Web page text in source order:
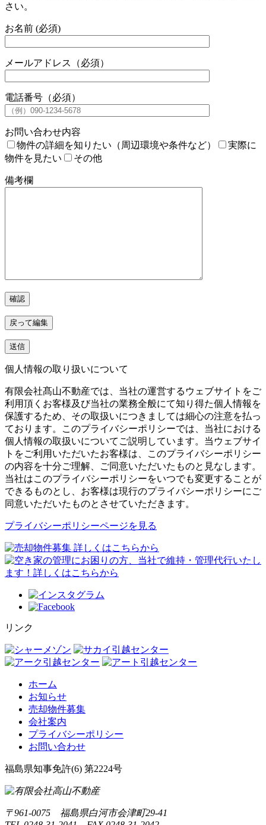
さい。
お名前 (必須)
メールアドレス（必須）
電話番号（必須）
お問い合わせ内容
物件の詳細を知りたい（周辺環境や条件など）
実際に
物件を見たい
その他
備考欄
個人情報の取り扱いについて
有限会社髙山不動産では、当社の運営するウェブサイトをご
利用頂くお客様及び当社の業務全般にて知り得た個人情報を
保護するため、その取扱いにつきましては細心の注意を払っ
ております。このプライバシーポリシーでは、当社における
個人情報の取扱いについてご説明しています。当ウェブサイ
トをご利用いただいたお客様は、このプライバシーポリシー
の内容を十分ご理解、ご同意いただいたものと見なします。
当社はこのプライバシーポリシーをいつでも変更することが
できるものとし、お客様は現行のプライバシーポリシーにご
同意いただいたものとさせていただきます。
プライバシーポリシーページを見る
リンク
ホーム
お知らせ
売却物件募集
会社案内
プライバシーポリシー
お問い合わせ
福島県知事免許(6) 第2224号
〒961-0075 福島県白河市会津町29-41